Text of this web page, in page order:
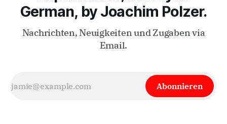
German, by Joachim Polzer.
Nachrichten, Neuigkeiten und Zugaben via
Email.
Abonnieren